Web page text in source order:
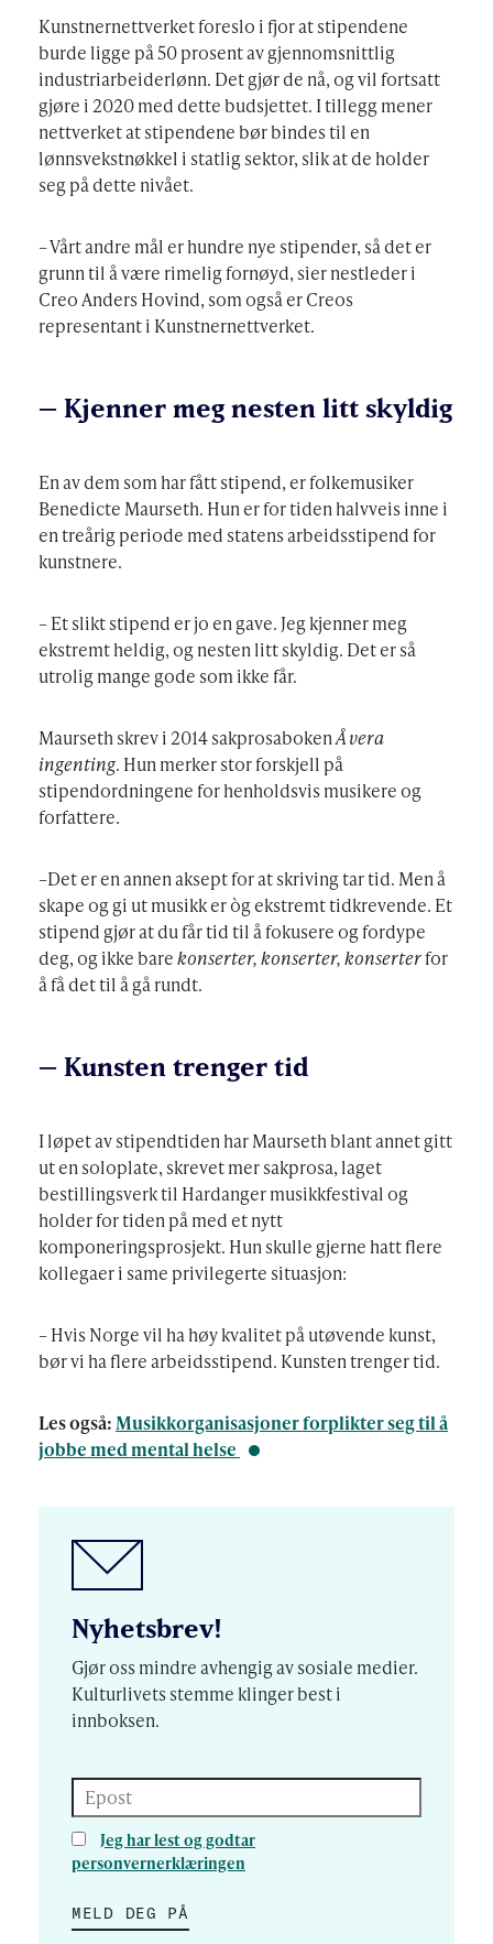
Kunstnernettverket foreslo i fjor at stipendene
burde ligge på 50 prosent av gjennomsnittlig
industriarbeiderlønn. Det gjør de nå, og vil fortsatt
gjøre i 2020 med dette budsjettet. I tillegg mener
nettverket at stipendene bør bindes til en
lønnsvekstnøkkel i statlig sektor, slik at de holder
seg på dette nivået.
– Vårt andre mål er hundre nye stipender, så det er
grunn til å være rimelig fornøyd, sier nestleder i
Creo Anders Hovind, som også er Creos
representant i Kunstnernettverket.
– Kjenner meg nesten litt skyldig
En av dem som har fått stipend, er folkemusiker
Benedicte Maurseth. Hun er for tiden halvveis inne i
en treårig periode med statens arbeidsstipend for
kunstnere.
– Et slikt stipend er jo en gave. Jeg kjenner meg
ekstremt heldig, og nesten litt skyldig. Det er så
utrolig mange gode som ikke får.
Maurseth skrev i 2014 sakprosabokenÅ vera
ingenting. Hun merker stor forskjell på
stipendordningene for henholdsvis musikere og
forfattere.
–Det er en annen aksept for at skriving tar tid. Men å
skape og gi ut musikk er òg ekstremt tidkrevende. Et
stipend gjør at du får tid til å fokusere og fordype
deg, og ikke barekonserter, konserter, konserterfor
å få det til å gå rundt.
– Kunsten trenger tid
I løpet av stipendtiden har Maurseth blant annet gitt
ut en soloplate, skrevet mer sakprosa, laget
bestillingsverk til Hardanger musikkfestival og
holder for tiden på med et nytt
komponeringsprosjekt. Hun skulle gjerne hatt flere
kollegaer i same privilegerte situasjon:
– Hvis Norge vil ha høy kvalitet på utøvende kunst,
bør vi ha flere arbeidsstipend. Kunsten trenger tid.
Les også:Musikkorganisasjoner forplikter seg til å
jobbe med mental helse
Nyhetsbrev!
Gjør oss mindre avhengig av sosiale medier.
Kulturlivets stemme klinger best i
innboksen.
Epost
Jeg har lest og godtar
personvernerklæringen
MELD DEG PÅ